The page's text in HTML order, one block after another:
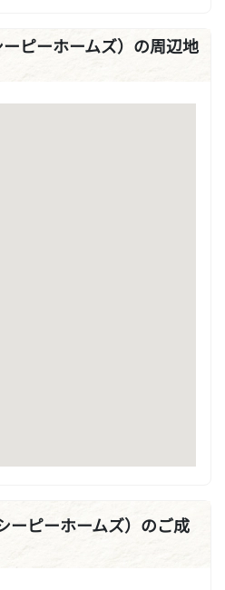
ピーホームズ）の周辺地
ピーホームズ）のご成